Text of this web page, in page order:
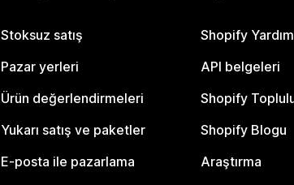
Stoksuz satış
Pazar yerleri
Ürün değerlendirmeleri
Yukarı satış ve paketler
E-posta ile pazarlama
Shopify
API belgeleri
Shopify
Shopify Blogu
Araştırma